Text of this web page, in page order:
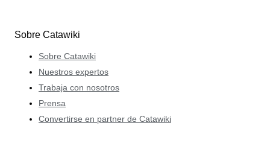
Sobre Catawiki
Sobre Catawiki
Nuestros expertos
Trabaja con nosotros
Prensa
Convertirse en partner de Catawiki